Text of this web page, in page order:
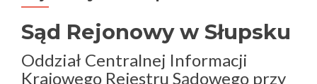
Sąd Rejonowy w Słupsku
Oddział Centralnej Informacji
Krajowego Rejestru Sądowego przy